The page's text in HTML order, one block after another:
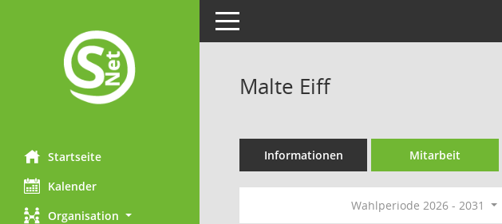
Startseite
Kalender
Organisation
Toggle navigation
Malte Eiff
Informationen Mitarbeit
Wahlperiode 2026 - 2031